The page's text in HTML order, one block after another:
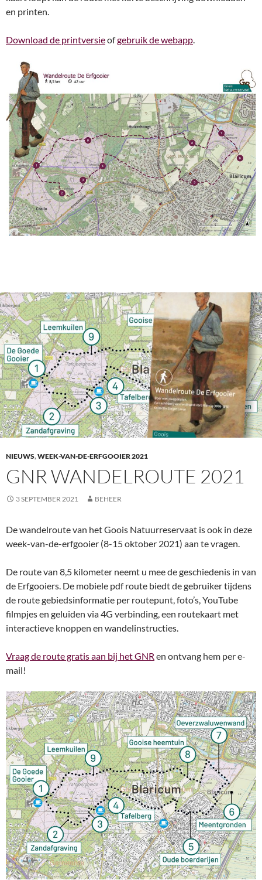
en printen.
Download de printversieofgebruik de webapp.
NIEUWS,WEEK-VAN-DE-ERFGOOIER 2021
GNR WANDELROUTE 2021
3 SEPTEMBER 2021 BEHEER
De wandelroute van het Goois Natuurreservaat is ook in deze
week-van-de-erfgooier (8-15 oktober 2021) aan te vragen.
De route van 8,5 kilometer neemt u mee de geschiedenis in van
de Erfgooiers. De mobiele pdf route biedt de gebruiker tijdens
de route gebiedsinformatie per routepunt, foto’s, YouTube
filmpjes en geluiden via 4G verbinding, een routekaart met
interactieve knoppen en wandelinstructies.
Vraag de route gratis aan bij het GNR en ontvang hem per e-
mail!